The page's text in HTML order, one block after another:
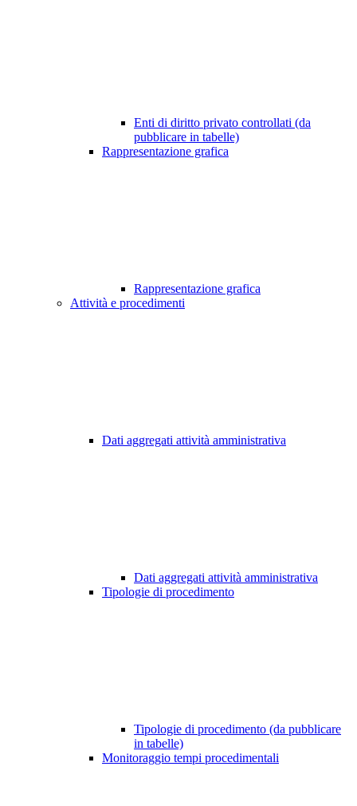
Enti di diritto privato controllati (da
pubblicare in tabelle)
Rappresentazione grafica
Rappresentazione grafica
Attività e procedimenti
Dati aggregati attività amministrativa
Dati aggregati attività amministrativa
Tipologie di procedimento
Tipologie di procedimento (da pubblicare
in tabelle)
Monitoraggio tempi procedimentali